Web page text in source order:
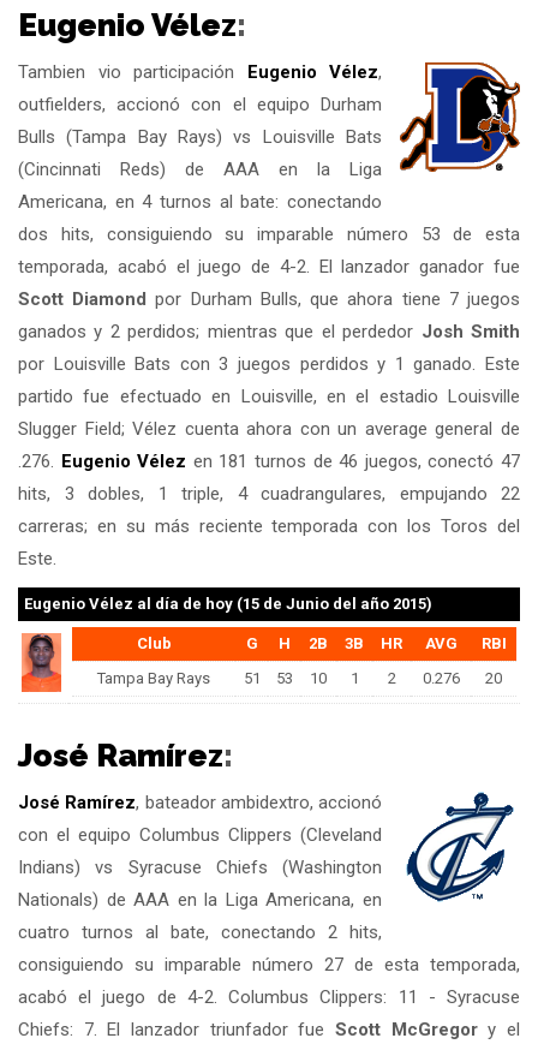
Eugenio Vélez:
Tambien vio participación Eugenio Vélez,
outfielders, accionó con el equipo Durham
Bulls (Tampa Bay Rays) vs Louisville Bats
(Cincinnati Reds) de AAA en la Liga
Americana, en 4 turnos al bate: conectando
dos hits, consiguiendo su imparable número 53 de esta
temporada, acabó el juego de 4-2. El lanzador ganador fue
Scott Diamond por Durham Bulls, que ahora tiene 7 juegos
ganados y 2 perdidos; mientras que el perdedor Josh Smith
por Louisville Bats con 3 juegos perdidos y 1 ganado. Este
partido fue efectuado en Louisville, en el estadio Louisville
Slugger Field; Vélez cuenta ahora con un average general de
.276. Eugenio Vélez en 181 turnos de 46 juegos, conectó 47
hits, 3 dobles, 1 triple, 4 cuadrangulares, empujando 22
carreras; en su más reciente temporada con los Toros del
Este.
Eugenio Vélez al día de hoy (15 de Junio del año 2015)
Club G H 2B 3B HR AVG
RBI
Tampa Bay Rays
51 53 10 1 2 0.276 20
José Ramírez:
José Ramírez, bateador ambidextro, accionó
con el equipo Columbus Clippers (Cleveland
Indians) vs Syracuse Chiefs (Washington
Nationals) de AAA en la Liga Americana, en
cuatro turnos al bate, conectando 2 hits,
consiguiendo su imparable número 27 de esta temporada,
acabó el juego de 4-2. Columbus Clippers: 11 - Syracuse
Chiefs: 7. El lanzador triunfador fue Scott McGregory el